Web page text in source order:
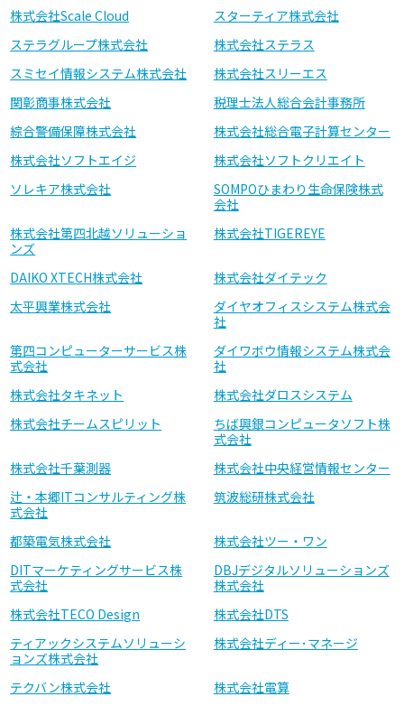
株式会社Scale Cloud
スターティア株式会社
ステラグループ株式会社
株式会社ステラス
スミセイ情報システム株式会社
株式会社スリーエス
関彰商事株式会社
税理士法人総合会計事務所
綜合警備保障株式会社
株式会社総合電子計算センター
株式会社ソフトエイジ
株式会社ソフトクリエイト
ソレキア株式会社
SOMPOひまわり生命保険株式
会社
株式会社第四北越ソリューショ
ンズ
株式会社TIGEREYE
DAIKO XTECH株式会社
株式会社ダイテック
太平興業株式会社
ダイヤオフィスシステム株式会
社
第四コンピューターサービス株
式会社
ダイワボウ情報システム株式会
社
株式会社タキネット
株式会社ダロスシステム
株式会社チームスピリット
ちば興銀コンピュータソフト株
式会社
株式会社千葉測器
株式会社中央経営情報センター
辻・本郷ITコンサルティング株
式会社
筑波総研株式会社
都築電気株式会社
株式会社ツー・ワン
DITマーケティングサービス株
式会社
DBJデジタルソリューションズ
株式会社
株式会社TECO Design
株式会社DTS
ティアックシステムソリューシ
ョンズ株式会社
株式会社ディー･マネージ
テクバン株式会社
株式会社電算